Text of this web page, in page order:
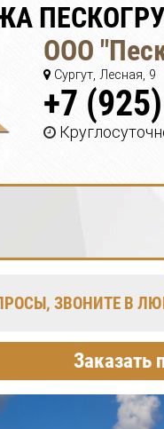
ООО
Сургут, Лесная, 9
+7
ЗВОНИТЕ В
Заказать